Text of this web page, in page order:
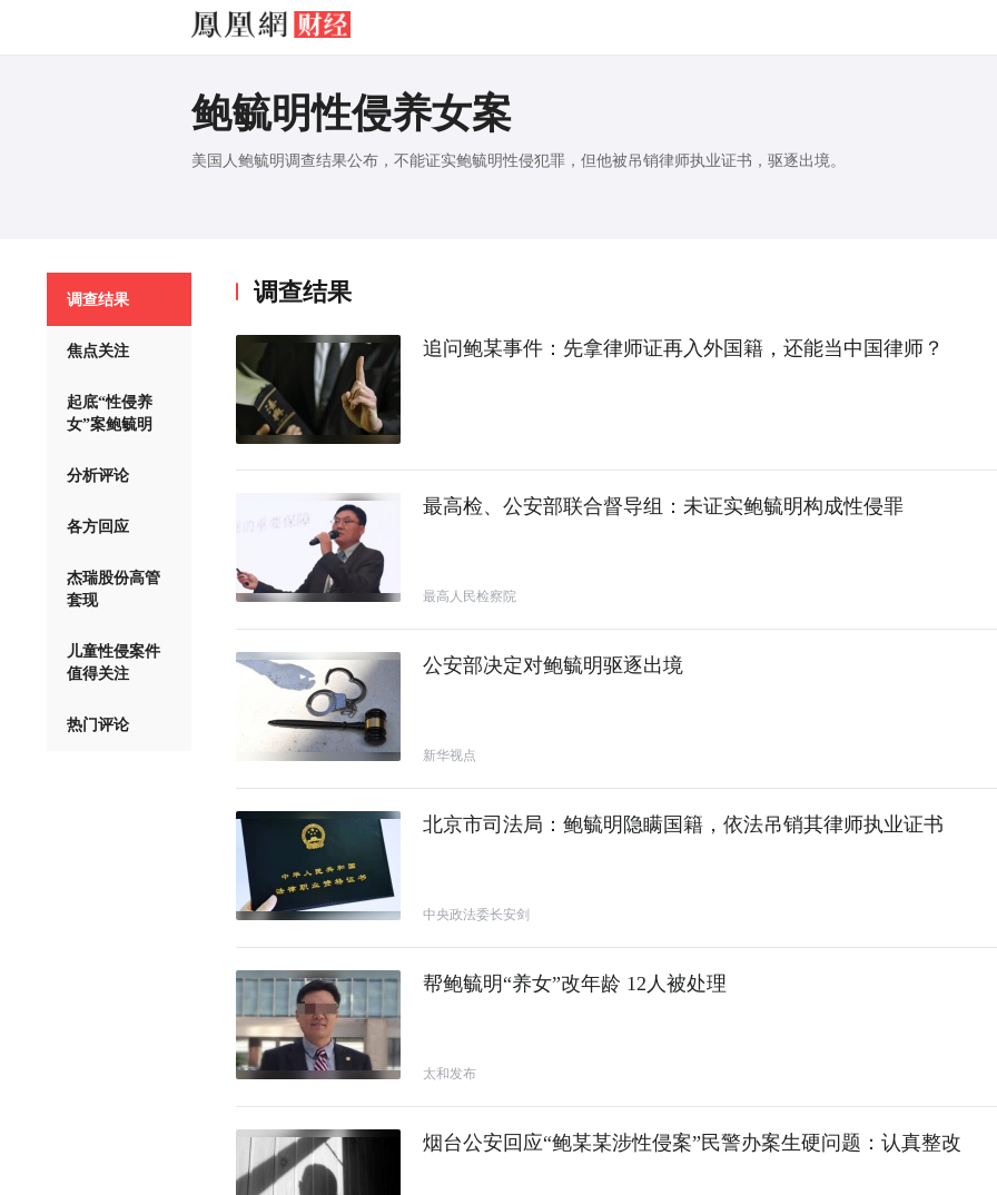
鲍毓明性侵养女案
美国人鲍毓明调查结果公布，不能证实鲍毓明性侵犯罪，但他被吊销律师执业证书，驱逐出境。
调查结果
焦点关注
起底“性侵养
女”案鲍毓明
分析评论
各方回应
杰瑞股份高管
套现
儿童性侵案件
值得关注
热门评论
调查结果
追问鲍某事件：先拿律师证再入外国籍，还能当中国律师？
最高检、公安部联合督导组：未证实鲍毓明构成性侵罪
最高人民检察院
公安部决定对鲍毓明驱逐出境
新华视点
北京市司法局：鲍毓明隐瞒国籍，依法吊销其律师执业证书
中央政法委长安剑
帮鲍毓明“养女”改年龄 12人被处理
太和发布
烟台公安回应“鲍某某涉性侵案”民警办案生硬问题：认真整改